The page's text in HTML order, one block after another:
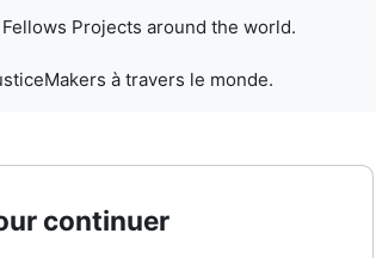
Projects around the world.
à travers le monde.
continuer